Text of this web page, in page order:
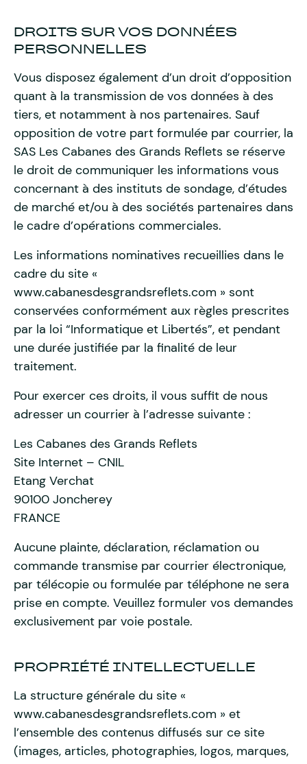
DROITS SUR VOS DONNÉES
PERSONNELLES
Vous disposez également d’un droit d’opposition
quant à la transmission de vos données à des
tiers, et notamment à nos partenaires. Sauf
opposition de votre part formulée par courrier, la
SAS Les Cabanes des Grands Reflets se réserve
le droit de communiquer les informations vous
concernant à des instituts de sondage, d’études
de marché et/ou à des sociétés partenaires dans
le cadre d’opérations commerciales.
Les informations nominatives recueillies dans le
cadre du site «
www.cabanesdesgrandsreflets.com » sont
conservées conformément aux règles prescrites
par la loi “Informatique et Libertés”, et pendant
une durée justifiée par la finalité de leur
traitement.
Pour exercer ces droits, il vous suffit de nous
adresser un courrier à l’adresse suivante :
Les Cabanes des Grands Reflets
Site Internet – CNIL
Etang Verchat
90100 Joncherey
FRANCE
Aucune plainte, déclaration, réclamation ou
commande transmise par courrier électronique,
par télécopie ou formulée par téléphone ne sera
prise en compte. Veuillez formuler vos demandes
exclusivement par voie postale.
PROPRIÉTÉ INTELLECTUELLE
La structure générale du site «
www.cabanesdesgrandsreflets.com » et
l’ensemble des contenus diffusés sur ce site
(images, articles, photographies, logos, marques,